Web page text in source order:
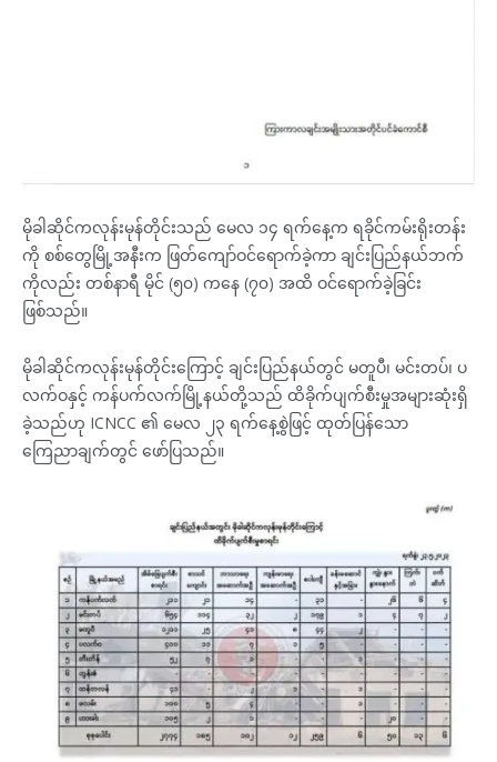
မိုခါဆိုင်ကလုန်းမုန်တိုင်းသည် မေလ ၁၄ ရက်နေ့က ရခိုင်ကမ်းရိုးတန်း
ကို စစ်တွေမြို့အနီးက ဖြတ်ကျော်ဝင်ရောက်ခဲ့ကာ ချင်းပြည်နယ်ဘက်
ကိုလည်း တစ်နာရီ မိုင် (၅၀) ကနေ (၇၀) အထိ ဝင်ရောက်ခဲ့ခြင်း
ဖြစ်သည်။
မိုခါဆိုင်ကလုန်းမုန်တိုင်းကြောင့် ချင်းပြည်နယ်တွင် မတူပီ၊ မင်းတပ်၊ ပ
လက်ဝနှင့် ကန်ပက်လက်မြို့နယ်တို့သည် ထိခိုက်ပျက်စီးမှုအများဆုံးရှိ
ခဲ့သည်ဟု ICNCC ၏ မေလ ၂၃ ရက်နေ့စွဲဖြင့် ထုတ်ပြန်သော
ကြေညာချက်တွင် ဖော်ပြသည်။